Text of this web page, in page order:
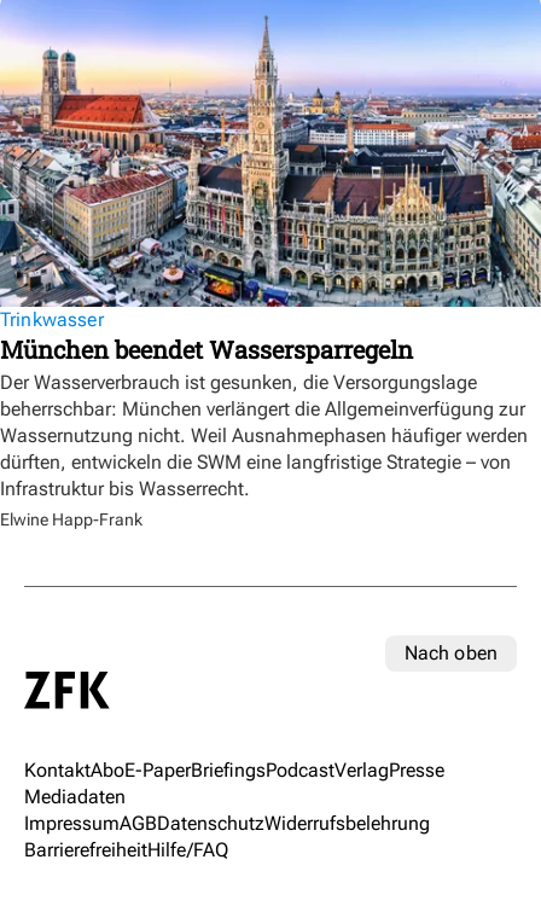
Trinkwasser
München beendet Wassersparregeln
Der Wasserverbrauch ist gesunken, die Versorgungslage
beherrschbar: München verlängert die Allgemeinverfügung zur
Wassernutzung nicht. Weil Ausnahmephasen häufiger werden
dürften, entwickeln die SWM eine langfristige Strategie – von
Infrastruktur bis Wasserrecht.
Elwine Happ-Frank
Nach oben
KontaktAboE-PaperBriefingsPodcastVerlagPresse
Mediadaten
ImpressumAGBDatenschutzWiderrufsbelehrung
BarrierefreiheitHilfe/FAQ